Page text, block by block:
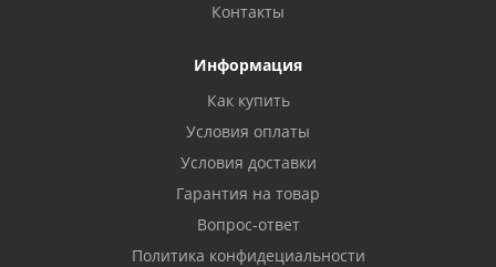
Контакты
Информация
Как купить
Условия оплаты
Условия доставки
Гарантия на товар
Вопрос-ответ
Политика конфидециальности